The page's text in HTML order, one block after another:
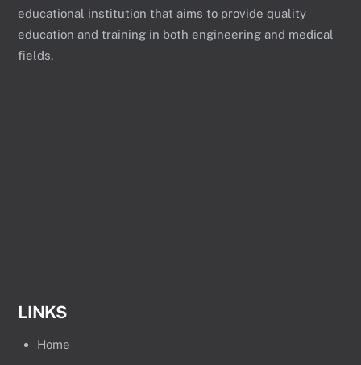
educational institution that aims to provide quality
education and training in both engineering and medical
fields.
LINKS
Home